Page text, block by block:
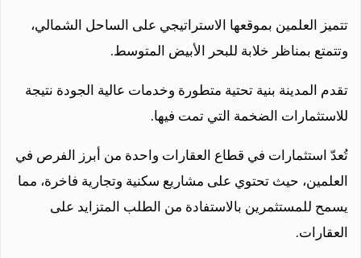
تتميز العلمين بموقعها الاستراتيجي على الساحل الشمالي،
وتتمتع بمناظر خلابة للبحر الأبيض المتوسط.
تقدم المدينة بنية تحتية متطورة وخدمات عالية الجودة نتيجة
للاستثمارات الضخمة التي تمت فيها.
تُعدّ استثمارات في قطاع العقارات واحدة من أبرز الفرص في
العلمين، حيث تحتوي على مشاريع سكنية وتجارية فاخرة، مما
يسمح للمستثمرين بالاستفادة من الطلب المتزايد على
العقارات.